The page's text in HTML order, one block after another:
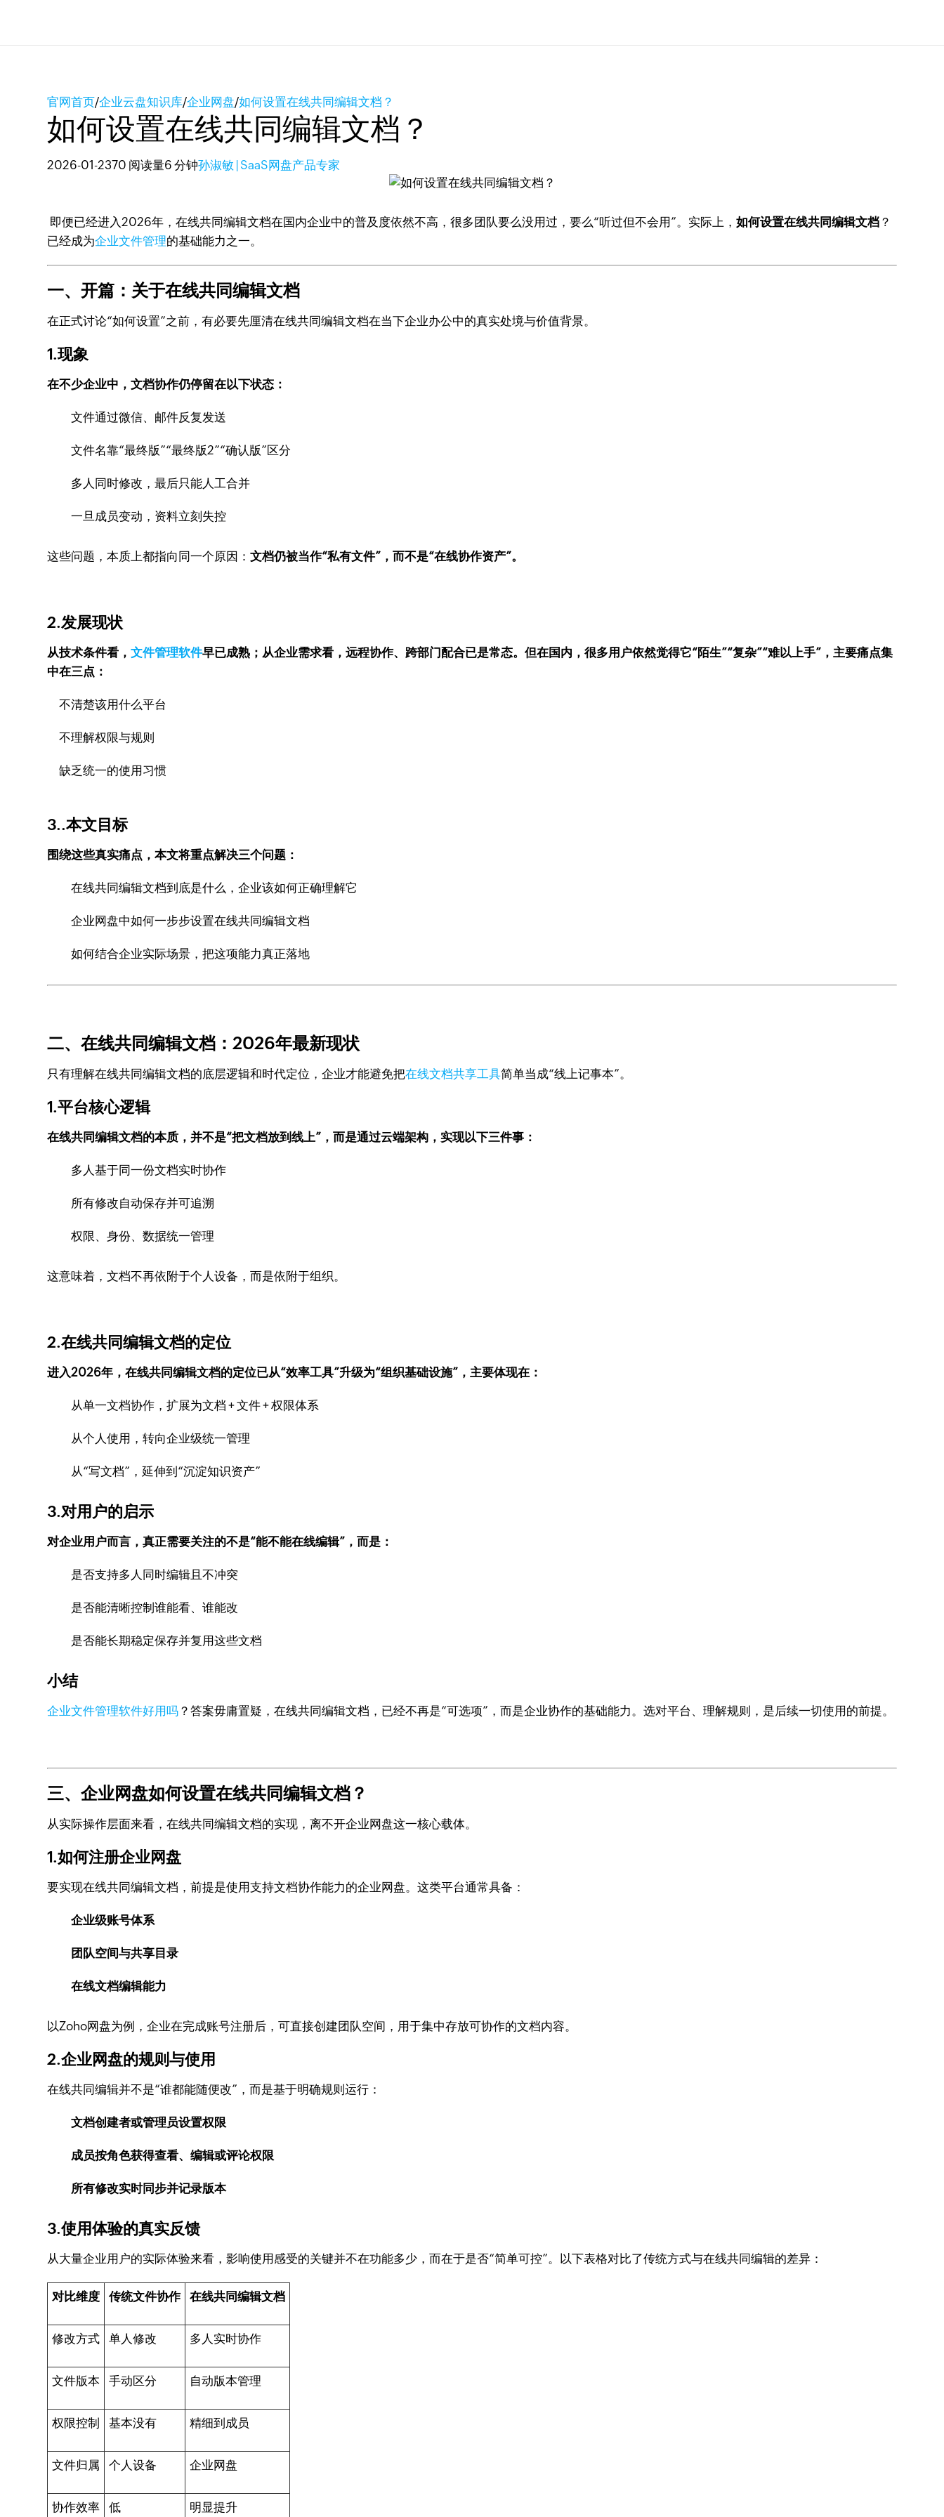
官网首页/企业云盘知识库/企业网盘/如何设置在线共同编辑文档？
如何设置在线共同编辑文档？
2026-01-2370 阅读量6 分钟孙淑敏 | SaaS网盘产品专家
即便已经进入2026年，在线共同编辑文档在国内企业中的普及度依然不高，很多团队要么没用过，要么“听过但不会用”。实际上，如何设置在线共同编辑文档 ？
已经成为企业文件管理的基础能力之一。
一、开篇：关于在线共同编辑文档
在正式讨论“如何设置”之前，有必要先厘清在线共同编辑文档在当下企业办公中的真实处境与价值背景。
1.现象
在不少企业中，文档协作仍停留在以下状态：
文件通过微信、邮件反复发送
文件名靠“最终版”“最终版2”“确认版”区分
多人同时修改，最后只能人工合并
一旦成员变动，资料立刻失控
这些问题，本质上都指向同一个原因：文档仍被当作“私有文件”，而不是“在线协作资产”。
2.发展现状
从技术条件看，文件管理软件早已成熟；从企业需求看，远程协作、跨部门配合已是常态。但在国内，很多用户依然觉得它“陌生”“复杂”“难以上手”，主要痛点集
中在三点：
不清楚该用什么平台
不理解权限与规则
缺乏统一的使用习惯
3..本文目标
围绕这些真实痛点，本文将重点解决三个问题：
在线共同编辑文档到底是什么，企业该如何正确理解它
企业网盘中如何一步步设置在线共同编辑文档
如何结合企业实际场景，把这项能力真正落地
二、在线共同编辑文档：2026年最新现状
只有理解在线共同编辑文档的底层逻辑和时代定位，企业才能避免把在线文档共享工具简单当成“线上记事本”。
1.平台核心逻辑
在线共同编辑文档的本质，并不是“把文档放到线上”，而是通过云端架构，实现以下三件事：
多人基于同一份文档实时协作
所有修改自动保存并可追溯
权限、身份、数据统一管理
这意味着，文档不再依附于个人设备，而是依附于组织。
2.在线共同编辑文档的定位
进入2026年，在线共同编辑文档的定位已从“效率工具”升级为“组织基础设施”，主要体现在：
从单一文档协作，扩展为文档 + 文件 + 权限体系
从个人使用，转向企业级统一管理
从“写文档”，延伸到“沉淀知识资产”
3.对用户的启示
对企业用户而言，真正需要关注的不是“能不能在线编辑”，而是：
是否支持多人同时编辑且不冲突
是否能清晰控制谁能看、谁能改
是否能长期稳定保存并复用这些文档
小结
企业文件管理软件好用吗 ？答案毋庸置疑，在线共同编辑文档，已经不再是“可选项”，而是企业协作的基础能力。选对平台、理解规则，是后续一切使用的前提。
三、企业网盘如何设置在线共同编辑文档？
从实际操作层面来看，在线共同编辑文档的实现，离不开企业网盘这一核心载体。
1.如何注册企业网盘
要实现在线共同编辑文档，前提是使用支持文档协作能力的企业网盘。这类平台通常具备：
企业级账号体系
团队空间与共享目录
在线文档编辑能力
以Zoho网盘为例，企业在完成账号注册后，可直接创建团队空间，用于集中存放可协作的文档内容。
2.企业网盘的规则与使用
在线共同编辑并不是“谁都能随便改”，而是基于明确规则运行：
文档创建者或管理员设置权限
成员按角色获得查看、编辑或评论权限
所有修改实时同步并记录版本
3.使用体验的真实反馈
从大量企业用户的实际体验来看，影响使用感受的关键并不在功能多少，而在于是否“简单可控”。以下表格对比了传统方式与在线共同编辑的差异：
对比维度 传统文件协作 在线共同编辑文档
修改方式 单人修改 多人实时协作
文件版本 手动区分 自动版本管理
权限控制 基本没有 精细到成员
文件归属 个人设备 企业网盘
协作效率 低 明显提升